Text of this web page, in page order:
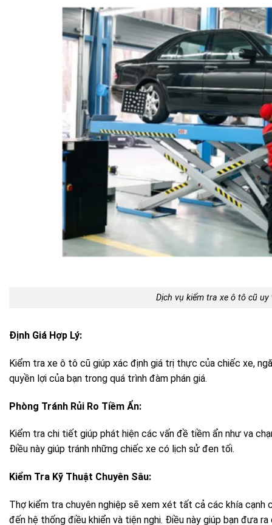
Dịch vụ kiểm tra xe ô tô cũ uy
Định Giá Hợp Lý:
Kiểm tra xe ô tô cũ giúp xác định giá trị thực của chiếc xe,
quyền lợi của bạn trong quá trình đàm phán giá.
Phòng Tránh Rủi Ro Tiềm Ẩn:
Kiểm tra chi tiết giúp phát hiện các vấn đề tiềm ẩn như va
Điều này giúp tránh những chiếc xe có lịch sử đen tối.
Kiểm Tra Kỹ Thuật Chuyên Sâu:
Thợ kiểm tra chuyên nghiệp sẽ xem xét tất cả các khía
đến hệ thống điều khiển và tiện nghi. Điều này giúp bạn đưa